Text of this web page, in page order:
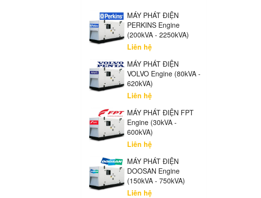
MÁY PHÁT ĐIỆN
PERKINS Engine
(200kVA - 2250kVA)
Liên hệ
MÁY PHÁT ĐIỆN
VOLVO Engine (80kVA -
620kVA)
Liên hệ
MÁY PHÁT ĐIỆN FPT
Engine (30kVA -
600kVA)
Liên hệ
MÁY PHÁT ĐIỆN
DOOSAN Engine
(150kVA - 750kVA)
Liên hệ